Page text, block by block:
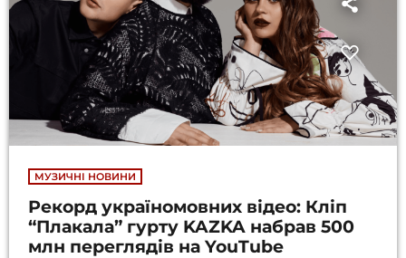
МУЗИЧНІ НОВИНИ
Рекорд україномовних відео: Кліп
“Плакала” гурту KAZKA набрав 500
млн переглядів на YouTube